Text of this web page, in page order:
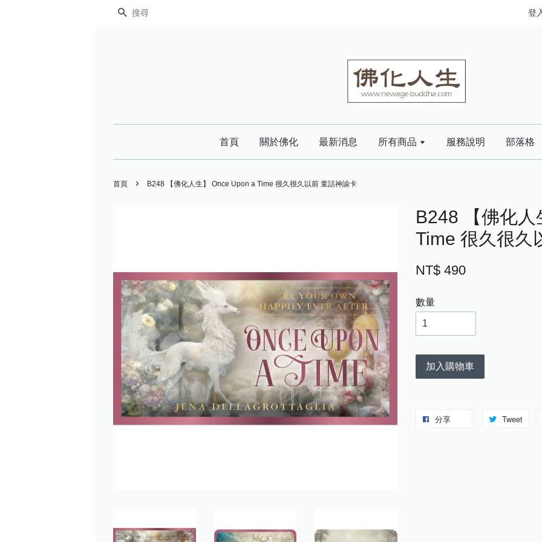
搜尋 登
首頁 關於佛化 最新消息 所有商品 服務說明 部落格
首頁 › B248 【佛化人生】 Once Upon a Time 很久很久以前 童話神諭卡
B248 【佛化
Time 很久很久
NT$ 490
數量
加入購物車
分享 Tweet